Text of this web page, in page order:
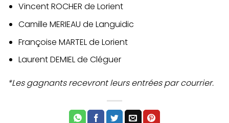
Vincent ROCHER de Lorient
Camille MERIEAU de Languidic
Françoise MARTEL de Lorient
Laurent DEMIEL de Cléguer
*Les gagnants recevront leurs entrées par courrier.